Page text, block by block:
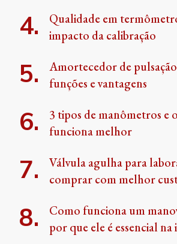
Qualidade em
impacto da calibração
Amortecedor de
funções e vantagens
3 tipos de manômetros e
funciona melhor
Válvula agulha para
comprar com melhor
Como funciona um
por que ele é essencial na